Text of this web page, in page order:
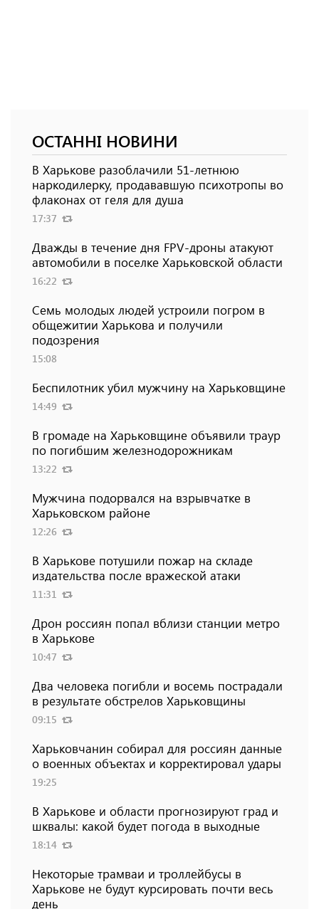
ОСТАННІ НОВИНИ
В Харькове разоблачили 51-летнюю
наркодилерку, продававшую психотропы во
флаконах от геля для душа
17:37
Дважды в течение дня FPV-дроны атакуют
автомобили в поселке Харьковской области
16:22
Семь молодых людей устроили погром в
общежитии Харькова и получили
подозрения
15:08
Беспилотник убил мужчину на Харьковщине
14:49
В громаде на Харьковщине объявили траур
по погибшим железнодорожникам
13:22
Мужчина подорвался на взрывчатке в
Харьковском районе
12:26
В Харькове потушили пожар на складе
издательства после вражеской атаки
11:31
Дрон россиян попал вблизи станции метро
в Харькове
10:47
Два человека погибли и восемь пострадали
в результате обстрелов Харьковщины
09:15
Харьковчанин собирал для россиян данные
о военных объектах и ​​корректировал удары
19:25
В Харькове и области прогнозируют град и
шквалы: какой будет погода в выходные
18:14
Некоторые трамваи и троллейбусы в
Харькове не будут курсировать почти весь
день